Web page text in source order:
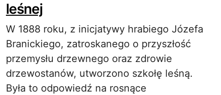
leśnej
W 1888 roku, z inicjatywy hrabiego Józefa
Branickiego, zatroskanego o przyszłość
przemysłu drzewnego oraz zdrowie
drzewostanów, utworzono szkołę leśną.
Była to odpowiedź na rosnące